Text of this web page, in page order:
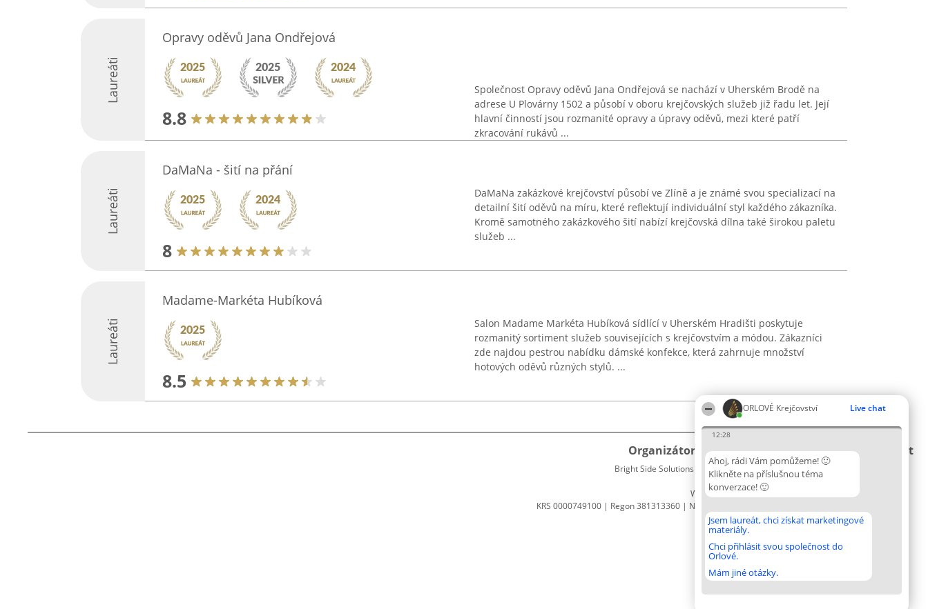
ORLOVÉ Krejčovství Live chat
12:28
Ahoj, rádi Vám pomůžeme! 🙂
Klikněte na příslušnou téma
konverzace! 🙂
Jsem laureát, chci získat marketingové
materiály.
Chci přihlásit svou společnost do
Orlové.
Mám jiné otázky.
Laureáti
Opravy oděvů Jana Ondřejová
8.8
Společnost Opravy oděvů Jana Ondřejová se nachází v Uherském Brodě na
adrese U Plovárny 1502 a působí v oboru krejčovských služeb již řadu let. Její
hlavní činností jsou rozmanité opravy a úpravy oděvů, mezi které patří
zkracování rukávů ...
Laureáti
DaMaNa - šití na přání
8
DaMaNa zakázkové krejčovství působí ve Zlíně a je známé svou specializací na
detailní šití oděvů na míru, které reflektují individuální styl každého zákazníka.
Kromě samotného zakázkového šití nabízí krejčovská dílna také širokou paletu
služeb ...
Laureáti
Madame-Markéta Hubíková
8.5
Salon Madame Markéta Hubíková sídlící v Uherském Hradišti poskytuje
rozmanitý sortiment služeb souvisejících s krejčovstvím a módou. Zákazníci
zde najdou pestrou nabídku dámské konfekce, která zahrnuje množství
hotových oděvů různých stylů. ...
Organizátor hlasování
Bright Side Solutions sp. z o. o. sp. k.
ul. Ruska 22
Wrocław 50-079
KRS 0000749100 | Regon 381313360 | NIP 8943132676
Plebiscyt
Vítězové
Seznam
Zásady
Zásady
ochrany
údajů
Kontakt